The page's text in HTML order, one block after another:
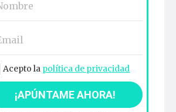
Acepto la política de privacidad